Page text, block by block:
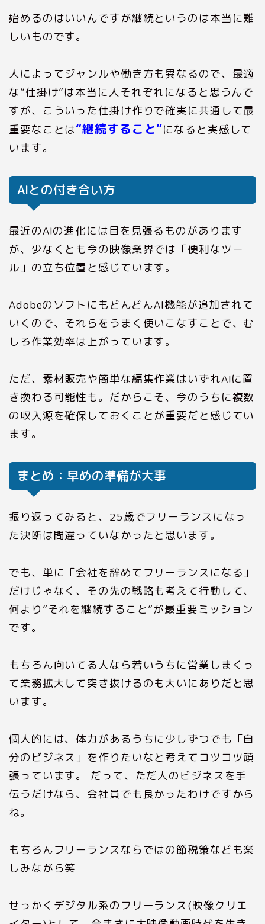
始めるのはいいんですが継続というのは本当に難
しいものです。
人によってジャンルや働き方も異なるので、最適
な”仕掛け”は本当に人それぞれになると思うんで
すが、こういった仕掛け作りで確実に共通して最
重要なことは“継続すること”になると実感して
います。
AIとの付き合い方
最近のAIの進化には目を見張るものがあります
が、少なくとも今の映像業界では「便利なツー
ル」の立ち位置と感じています。
AdobeのソフトにもどんどんAI機能が追加されて
いくので、それらをうまく使いこなすことで、む
しろ作業効率は上がっています。
ただ、素材販売や簡単な編集作業はいずれAIに置
き換わる可能性も。だからこそ、今のうちに複数
の収入源を確保しておくことが重要だと感じてい
ます。
まとめ：早めの準備が大事
振り返ってみると、25歳でフリーランスになっ
た決断は間違っていなかったと思います。
でも、単に「会社を辞めてフリーランスになる」
だけじゃなく、その先の戦略も考えて行動して、
何より”それを継続すること”が最重要ミッション
です。
もちろん向いてる人なら若いうちに営業しまくっ
て業務拡大して突き抜けるのも大いにありだと思
います。
個人的には、体力があるうちに少しずつでも「自
分のビジネス」を作りたいなと考えてコツコツ頑
張っています。 だって、ただ人のビジネスを手
伝うだけなら、会社員でも良かったわけですから
ね。
もちろんフリーランスならではの節税策なども楽
しみながら笑
せっかくデジタル系のフリーランス(映像クリエ